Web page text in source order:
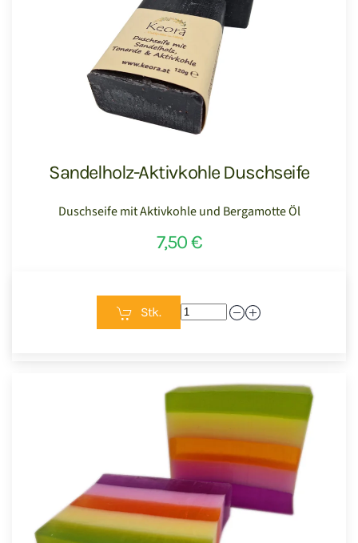
Sandelholz-Aktivkohle Duschseife
Duschseife mit Aktivkohle und Bergamotte Öl
7,50 €
Stk.